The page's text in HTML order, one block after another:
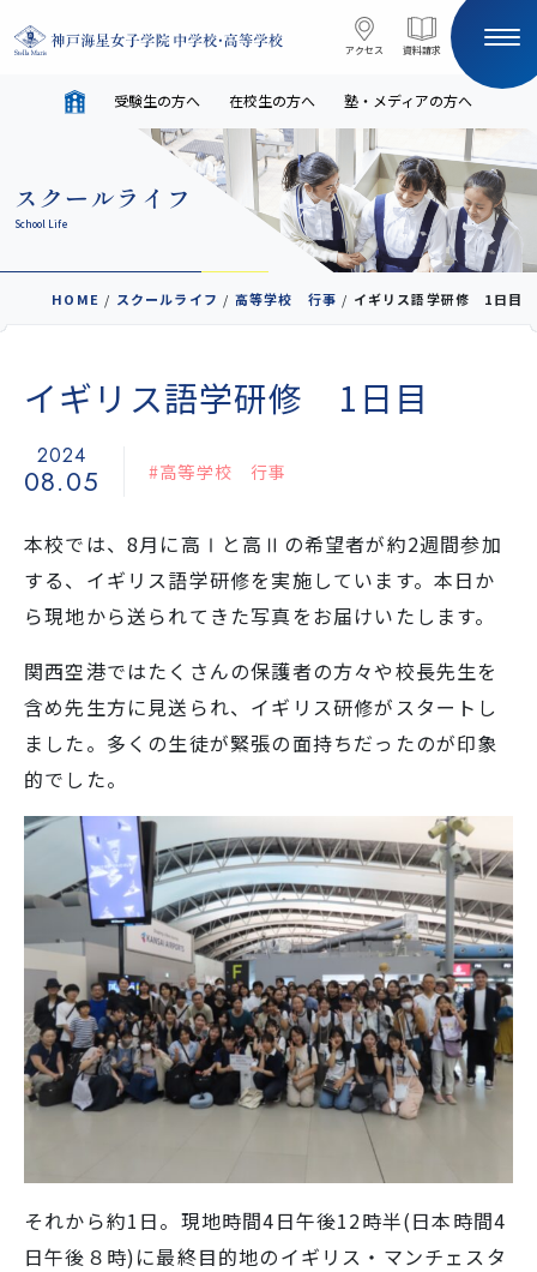
アクセス 資料請求
アクセス 資料請求
HOME
受験生の方へ 在校生の方へ
学校案内
教育と進路
学校生活
入試情報
お知らせ
スクールライフ
交通アクセス お問い合わせ
利用規約・免責事項 個人情報保護方針
SNS運用ポリシー 学校いじめ防止基本方針
受験生の方へ 在校生の方へ 塾・メディアの方へ
スクールライフ
School Life
HOME / スクールライフ / 高等学校 行事 / イギリス語学研修 1日目
イギリス語学研修 1日目
2024
08.05 #高等学校 行事
本校では、8月に高Ⅰと高Ⅱの希望者が約2週間参加
する、イギリス語学研修を実施しています。本日か
ら現地から送られてきた写真をお届けいたします。
関西空港ではたくさんの保護者の方々や校長先生を
含め先生方に見送られ、イギリス研修がスタートし
ました。多くの生徒が緊張の面持ちだったのが印象
的でした。
それから約1日。現地時間4日午後12時半(日本時間4
日午後８時)に最終目的地のイギリス・マンチェスタ